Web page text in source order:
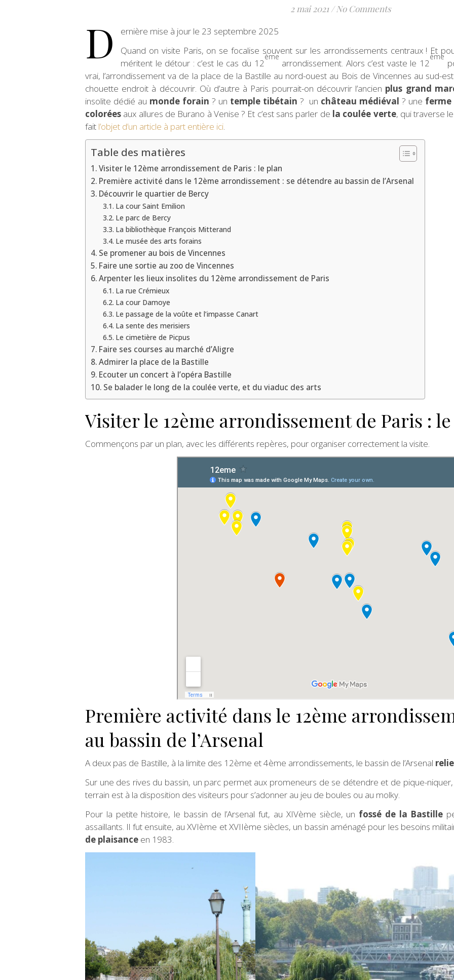
2 mai 2021 / No Comments
D
ernière mise à jour le 23 septembre 2025
Quand on visite Paris, on se focalise souvent sur les arrondissements centraux ! Et
méritent le détour : c’est le cas du 12
ème
arrondissement. Alors c’est vaste le 12
ème
vrai, l’arrondissement va de la place de la Bastille au nord-ouest au Bois de Vincennes au sud-
chouette endroit à découvrir. Où d’autre à Paris pourrait-on découvrir l’ancien plus grand
insolite dédié au monde forain ? un temple tibétain ? un château médiéval ? une ferme
colorées aux allures de Burano à Venise ? Et c’est sans parler de la coulée verte, qui traverse
fait l’objet d’un article à part entière ici.
Table des matières
Visiter le 12ème arrondissement de Paris : le plan
Première activité dans le 12ème arrondissement : se détendre au bassin de l’Arsenal
Découvrir le quartier de Bercy
La cour Saint Emilion
Le parc de Bercy
La bibliothèque François Mitterand
Le musée des arts forains
Se promener au bois de Vincennes
Faire une sortie au zoo de Vincennes
Arpenter les lieux insolites du 12ème arrondissement de Paris
La rue Crémieux
La cour Damoye
Le passage de la voûte et l’impasse Canart
La sente des merisiers
Le cimetière de Picpus
Faire ses courses au marché d’Aligre
Admirer la place de la Bastille
Ecouter un concert à l’opéra Bastille
Se balader le long de la coulée verte, et du viaduc des arts
Visiter le 12ème arrondissement de Paris :
Commençons par un plan, avec les différents repères, pour organiser correctement la visite.
Première activité dans le 12ème
au bassin de l’Arsenal
A deux pas de Bastille, à la limite des 12ème et 4ème arrondissements, le bassin de l’Arsenal
Sur une des rives du bassin, un parc permet aux promeneurs de se détendre et de pique-
terrain est à la disposition des visiteurs pour s’adonner au jeu de boules ou au molky.
Pour la petite histoire, le bassin de l’Arsenal fut, au XIVème siècle, un fossé de la Bastille
assaillants. Il fut ensuite, au XVIème et XVIIème siècles, un bassin aménagé pour les besoins
de plaisance en 1983.